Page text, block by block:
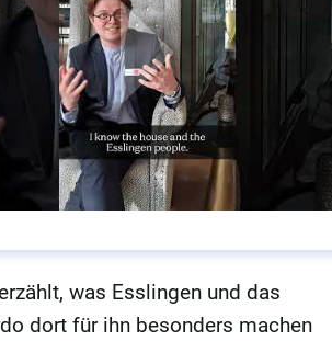
was Esslingen und das
dort für ihn besonders machen